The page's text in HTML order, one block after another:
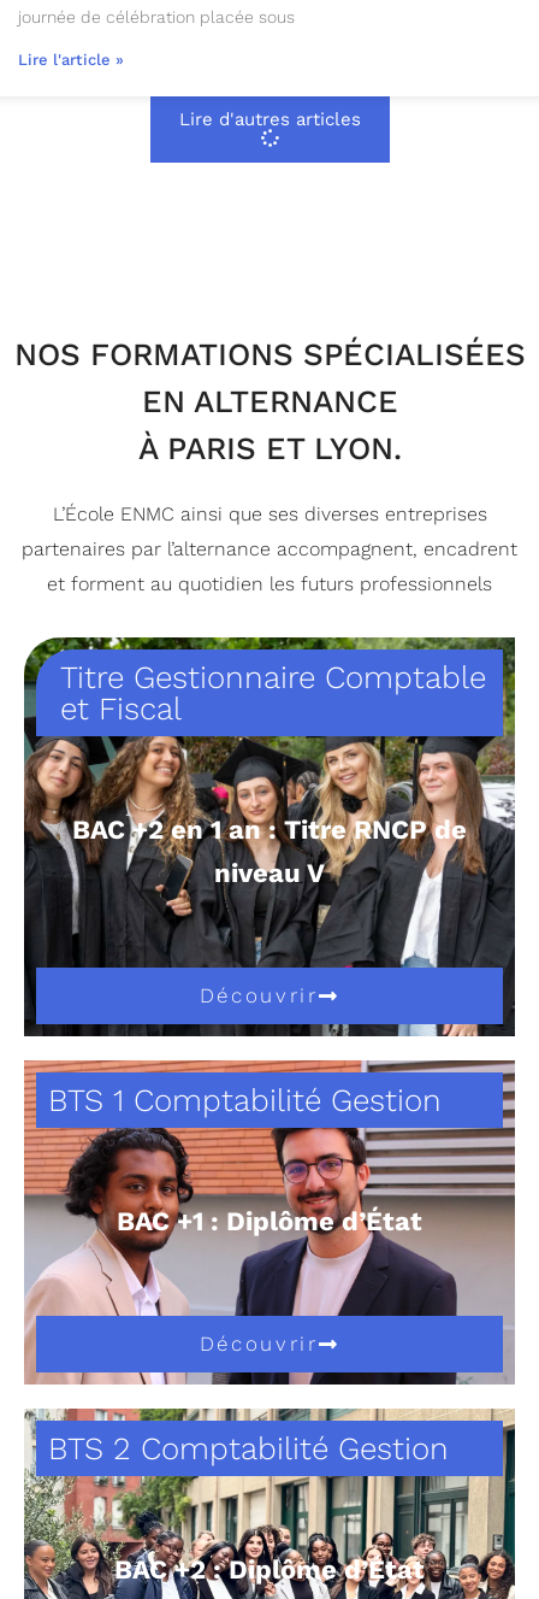
journée de célébration placée sous
Lire l'article »
Lire d'autres articles
NOS FORMATIONS SPÉCIALISÉES
EN ALTERNANCE
À PARIS ET LYON.
L’École ENMC ainsi que ses diverses entreprises
partenaires par l’alternance accompagnent, encadrent
et forment au quotidien les futurs professionnels
Titre Gestionnaire Comptable
et Fiscal
BAC +2 en 1 an : Titre RNCP de
niveau V
Découvrir
BTS 1 Comptabilité Gestion
BAC +1 : Diplôme d’État
Découvrir
BTS 2 Comptabilité Gestion
BAC +2 : Diplôme d’État